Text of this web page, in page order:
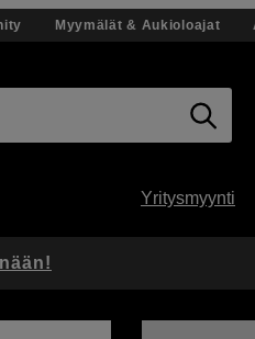
Myymälät & Aukioloajat
Yritysmyynti